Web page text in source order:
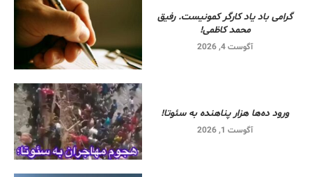
گرامی باد یاد کارگر کمونیست. رفیق
محمد کاظمی!
آگوست 4, 2026
ورود ده‌ها هزار پناهنده به سئوتا!
آگوست 1, 2026